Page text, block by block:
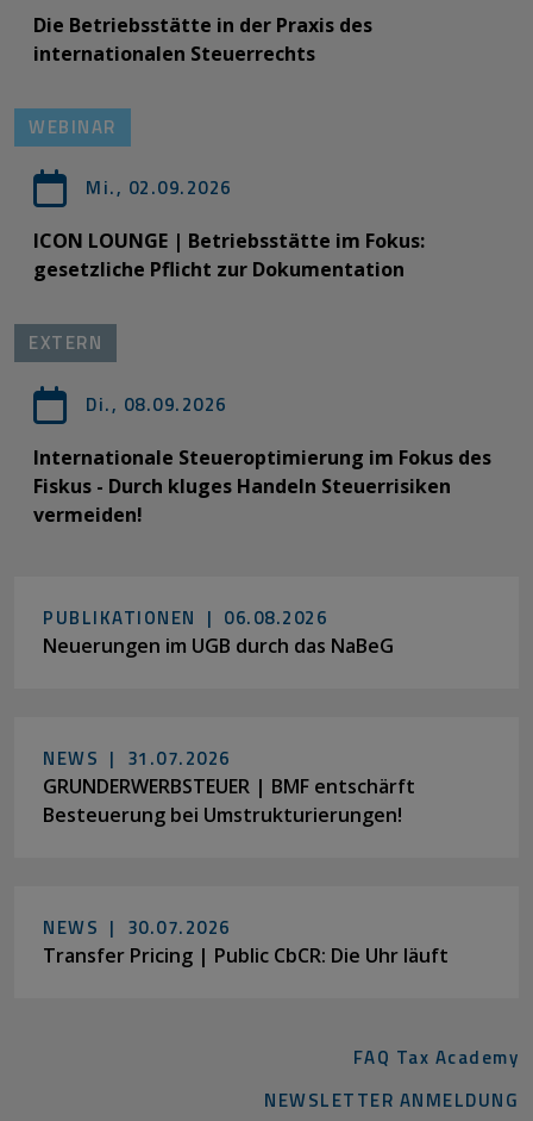
Die Betriebsstätte in der Praxis des
internationalen Steuerrechts
WEBINAR
Mi., 02.09.2026
ICON LOUNGE | Betriebsstätte im Fokus:
gesetzliche Pflicht zur Dokumentation
EXTERN
Di., 08.09.2026
Internationale Steueroptimierung im Fokus des
Fiskus - Durch kluges Handeln Steuerrisiken
vermeiden!
PUBLIKATIONEN | 06.08.2026
Neuerungen im UGB durch das NaBeG
NEWS | 31.07.2026
GRUNDERWERBSTEUER | BMF entschärft
Besteuerung bei Umstrukturierungen!
NEWS | 30.07.2026
Transfer Pricing | Public CbCR: Die Uhr läuft
FAQ Tax Academy
NEWSLETTER ANMELDUNG